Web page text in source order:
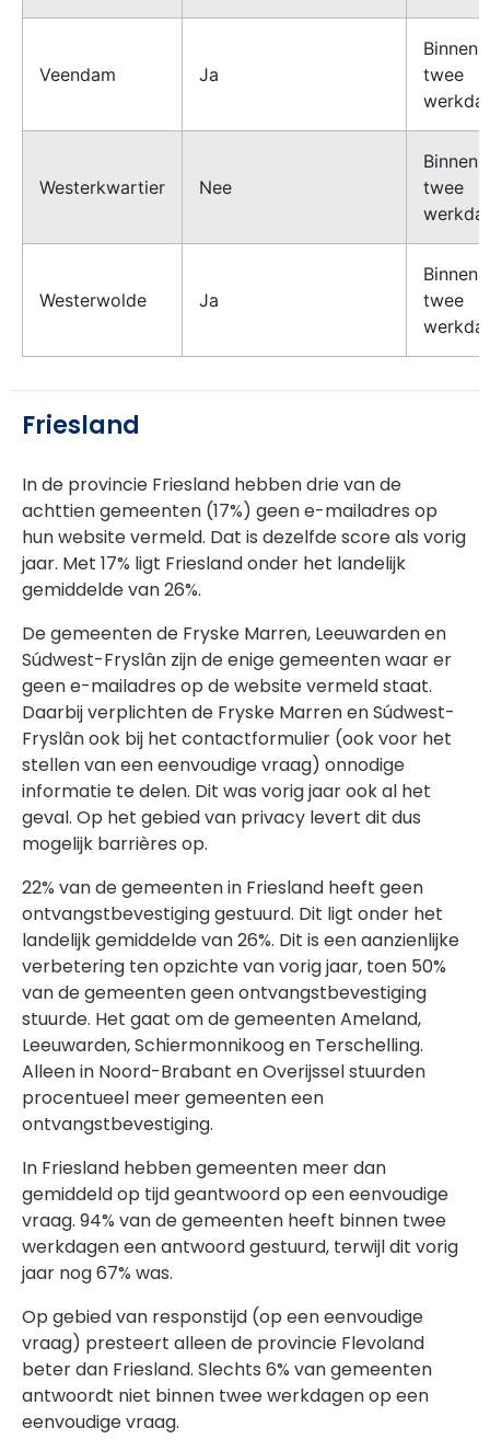
Veendam Ja
Binnen
twee
Westerkwartier Nee
Binnen
twee
Westerwolde Ja
Binnen
twee
Friesland
In de provincie Friesland hebben drie van de
achttien gemeenten (17%) geen e-mailadres op
hun website vermeld. Dat is dezelfde score als vorig
jaar. Met 17% ligt Friesland onder het landelijk
gemiddelde van 26%.
De gemeenten de Fryske Marren, Leeuwarden en
Súdwest-Fryslân zijn de enige gemeenten waar er
geen e-mailadres op de website vermeld staat.
Daarbij verplichten de Fryske Marren en Súdwest-
Fryslân ook bij het contactformulier (ook voor het
stellen van een eenvoudige vraag) onnodige
informatie te delen. Dit was vorig jaar ook al het
geval. Op het gebied van privacy levert dit dus
mogelijk barrières op.
22% van de gemeenten in Friesland heeft geen
ontvangstbevestiging gestuurd. Dit ligt onder het
landelijk gemiddelde van 26%. Dit is een aanzienlijke
verbetering ten opzichte van vorig jaar, toen 50%
van de gemeenten geen ontvangstbevestiging
stuurde. Het gaat om de gemeenten Ameland,
Leeuwarden, Schiermonnikoog en Terschelling.
Alleen in Noord-Brabant en Overijssel stuurden
procentueel meer gemeenten een
ontvangstbevestiging.
In Friesland hebben gemeenten meer dan
gemiddeld op tijd geantwoord op een eenvoudige
vraag. 94% van de gemeenten heeft binnen twee
werkdagen een antwoord gestuurd, terwijl dit vorig
jaar nog 67% was.
Op gebied van responstijd (op een eenvoudige
vraag) presteert alleen de provincie Flevoland
beter dan Friesland. Slechts 6% van gemeenten
antwoordt niet binnen twee werkdagen op een
eenvoudige vraag.